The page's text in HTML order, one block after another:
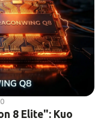
0
8 Elite": Kuo